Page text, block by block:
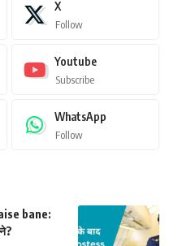
X
Follow
Youtube
Subscribe
WhatsApp
Follow
bane: